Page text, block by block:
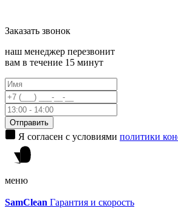
Заказать звонок
наш менеджер перезвонит
вам в течение 15 минут
Отправить
Я согласен с условиями политики
меню
SamClean Гарантия и скорость